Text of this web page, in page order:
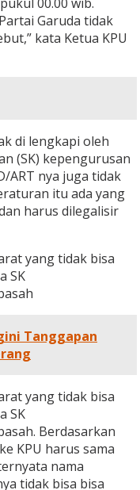
Garuda tidak
kata Ketua KPU
di lengkapi oleh
(SK) kepengurusan
ART nya juga tidak
itu ada yang
harus dilegalisir
yang tidak bisa
SK
Tanggapan
yang tidak bisa
SK
Berdasarkan
KPU harus sama
nama
tidak bisa bisa